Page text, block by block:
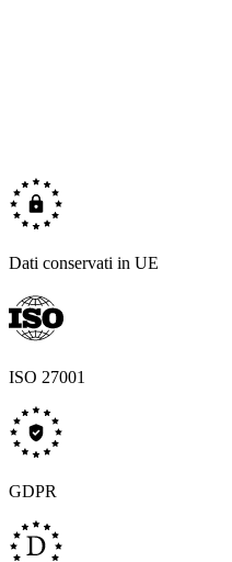
Dati conservati in UE
ISO 27001
GDPR